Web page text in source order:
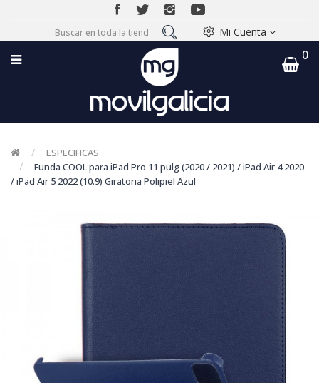
Mi Cuenta
0
ESPECIFICAS
Funda COOL para iPad Pro 11 pulg (2020 / 2021) / iPad Air 4 2020
/ iPad Air 5 2022 (10.9) Giratoria Polipiel Azul